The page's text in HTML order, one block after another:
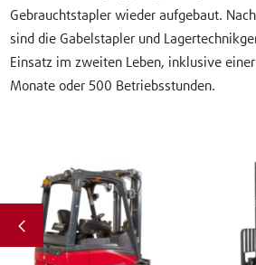
Gebrauchtstapler wieder aufgebaut.
sind die Gabelstapler und
Einsatz im zweiten Leben, inklusive
Monate oder 500 Betriebsstunden.